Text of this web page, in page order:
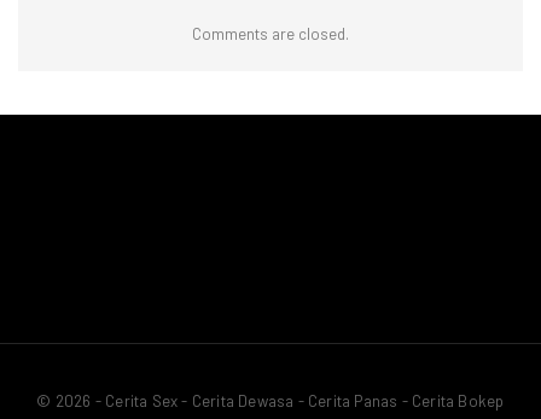
Comments are closed.
© 2026 - Cerita Sex - Cerita Dewasa - Cerita Panas - Cerita Bokep